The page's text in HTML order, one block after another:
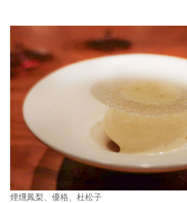
煙燻鳳梨、優格、杜松子